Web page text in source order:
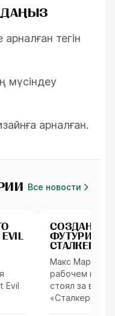
тегін
мүсіндеу
арналған.
Все новости
Evil
Пропсы
СОЗДАНИЕ
СТАЛКЕРА В
ПОМОЩЬЮ
Макс
рабочем
стоял за
«Сталкером-